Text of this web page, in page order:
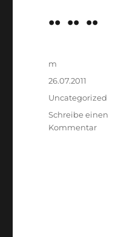
.. .. ..
Autor
m
Veröffentlicht
26.07.2011
Kategorien
Uncategorized
Schreibe einen
Kommentarzu